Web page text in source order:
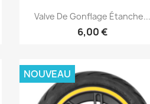
Aperçu rapide
Valve De Gonflage Étanche...
6,00 €
NOUVEAU